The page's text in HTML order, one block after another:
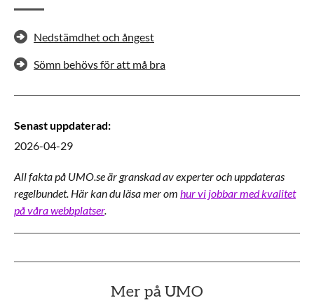
Nedstämdhet och ångest
Sömn behövs för att må bra
Senast uppdaterad:
2026-04-29
All fakta på UMO.se är granskad av experter och uppdateras
regelbundet. Här kan du läsa mer om hur vi jobbar med kvalitet
på våra webbplatser.
Mer på UMO